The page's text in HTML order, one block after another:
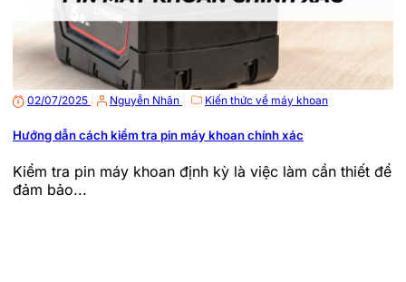
02/07/2025 Nguyễn Nhân Kiến thức về máy khoan
Hướng dẫn cách kiểm tra pin máy khoan chính xác
Kiểm tra pin máy khoan định kỳ là việc làm cần thiết để
đảm bảo...